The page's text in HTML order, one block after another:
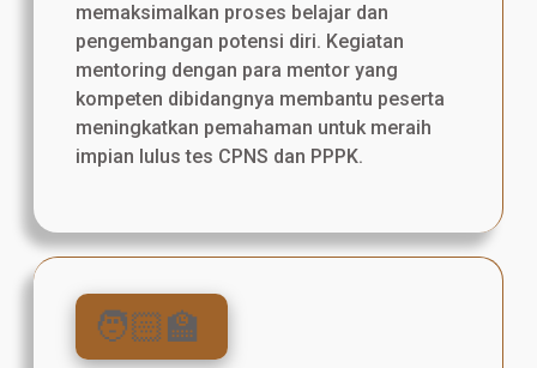
memaksimalkan proses belajar dan
pengembangan potensi diri. Kegiatan
mentoring dengan para mentor yang
kompeten dibidangnya membantu peserta
meningkatkan pemahaman untuk meraih
impian lulus tes CPNS dan PPPK.
🧑🏻‍🏫